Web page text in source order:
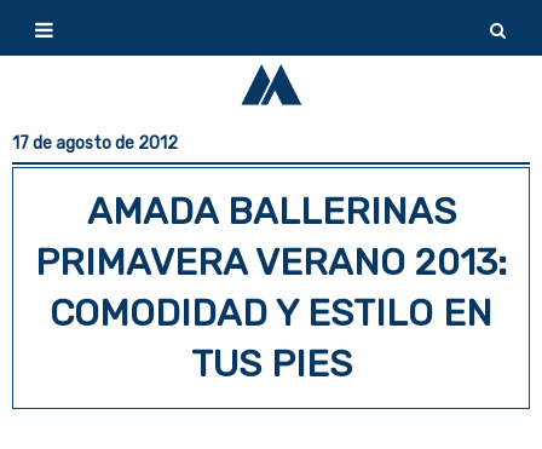
17 de agosto de 2012
AMADA BALLERINAS
PRIMAVERA VERANO 2013:
COMODIDAD Y ESTILO EN
TUS PIES